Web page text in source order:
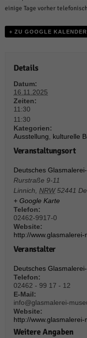
einige Tage vorher
+ ZU GOOGLE
Details
Datum:
16.11.2025
Zeiten:
11:30
11:30
Kategorien:
Ausstellung, kulturelle
Veranstaltungsort
Deutsches
Rurstraße 9-11
Linnich, NRW 52441
+ Google Karte
Telefon:
02462-9917-0
Website:
http://www.glasmalerei-
Veranstalter
Deutsches
Telefon:
02462 - 99 17 - 12
E-Mail:
info@glasmalerei-
Website:
http://www.glasmalerei-
Weitere Angaben
auswählen.
Alle
Essenziell (1)
Essenzielle Cookies
einwandfreie Funktion der
Statistiken (1)
uns zu verstehen, wie unsere
Marketing (1)
Marketing-Cookies werden
um personalisierte Werbung
über Websites hinweg
Externe Medien (6)
Inhalte von
standardmäßig blockiert.
werden, bedarf der Zugriff
mehr.
powered by Borlabs Cookie